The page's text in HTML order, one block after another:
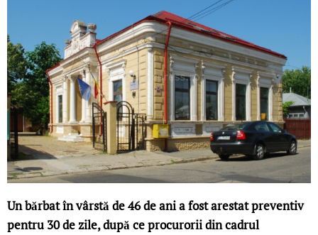
Un bărbat în vârstă de 46 de ani a fost arestat preventiv
pentru 30 de zile, după ce procurorii din cadrul